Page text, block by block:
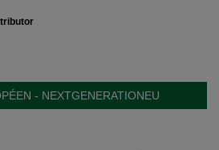
- NEXTGENERATIONEU